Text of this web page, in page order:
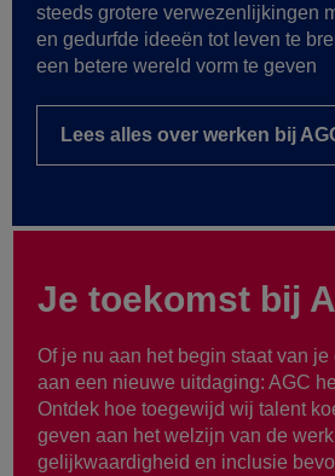
steeds grotere verwezenlijkingen
en gedurfde ideeën tot leven te
een betere wereld vorm te geven
Lees alles over werken bij
Je toekomst bij
Of je nu aan het begin staat van
aan een nieuwe uitdaging: AGC
Ontdek hoe toegewijd wij talent
geven aan het welzijn van de
gelijkwaardigheid en inclusie